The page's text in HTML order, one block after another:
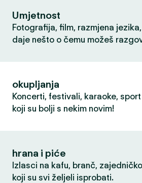
Umjetnost
Fotografija, film, razmjena
daje nešto o čemu možeš
okupljanja
Koncerti, festivali, karaoke,
koji su bolji s nekim novim!
hrana i piće
Izlasci na kafu, branč,
koji su svi željeli isprobati.